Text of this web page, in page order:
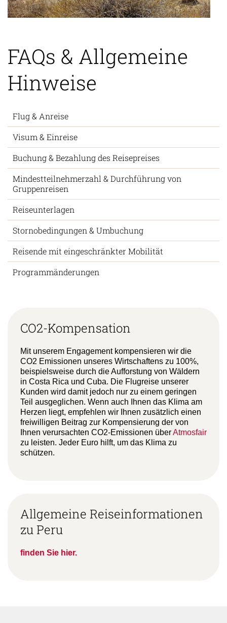
FAQs & Allgemeine
Hinweise
Flug & Anreise
Visum & Einreise
Buchung & Bezahlung des Reisepreises
Mindestteilnehmerzahl & Durchführung von
Gruppenreisen
Reiseunterlagen
Stornobedingungen & Umbuchung
Reisende mit eingeschränkter Mobilität
Programmänderungen
CO2-Kompensation
Mit unserem Engagement kompensieren wir die
CO2 Emissionen unseres Wirtschaftens zu 100%,
beispielsweise durch die Aufforstung von Wäldern
in Costa Rica und Cuba. Die Flugreise unserer
Kunden wird damit jedoch nur zu einem geringen
Teil ausgeglichen. Wenn auch Ihnen das Klima am
Herzen liegt, empfehlen wir Ihnen zusätzlich einen
freiwilligen Beitrag zur Kompensierung der von
Ihnen verursachten CO2-Emissionen überAtmosfair
zu leisten. Jeder Euro hilft, um das Klima zu
schützen.
Allgemeine Reiseinformationen
zu Peru
finden Sie hier.